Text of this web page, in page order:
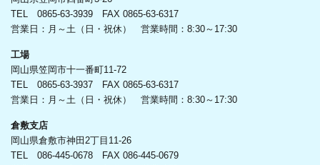
TEL 0865-63-3939 FAX 0865-63-6317
営業日：月～土（日・祝休） 営業時間：8:30～17:30
工場
岡山県笠岡市十一番町11-72
TEL 0865-63-3937 FAX 0865-63-6317
営業日：月～土（日・祝休） 営業時間：8:30～17:30
倉敷支店
岡山県倉敷市神田2丁目11-26
TEL 086-445-0678 FAX 086-445-0679